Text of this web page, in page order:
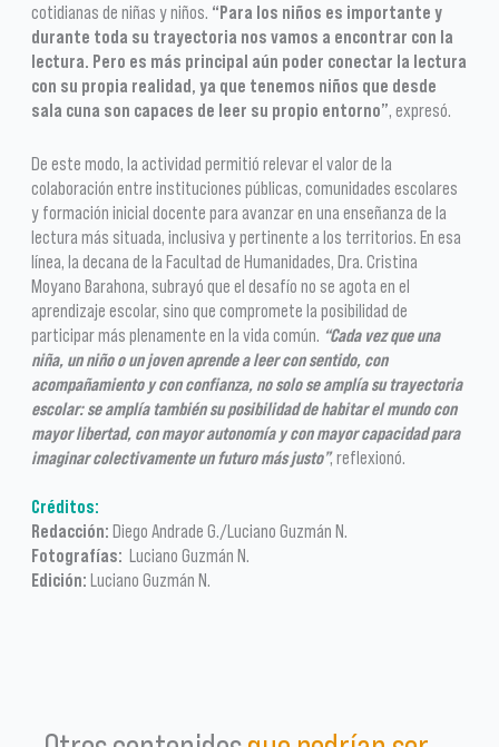
cotidianas de niñas y niños. “Para los niños es importante y
durante toda su trayectoria nos vamos a encontrar con la
lectura. Pero es más principal aún poder conectar la lectura
con su propia realidad, ya que tenemos niños que desde
sala cuna son capaces de leer su propio entorno” , expresó.
De este modo, la actividad permitió relevar el valor de la
colaboración entre instituciones públicas, comunidades escolares
y formación inicial docente para avanzar en una enseñanza de la
lectura más situada, inclusiva y pertinente a los territorios. En esa
línea, la decana de la Facultad de Humanidades, Dra. Cristina
Moyano Barahona, subrayó que el desafío no se agota en el
aprendizaje escolar, sino que compromete la posibilidad de
participar más plenamente en la vida común. “Cada vez que una
niña, un niño o un joven aprende a leer con sentido, con
acompañamiento y con confianza, no solo se amplía su trayectoria
escolar: se amplía también su posibilidad de habitar el mundo con
mayor libertad, con mayor autonomía y con mayor capacidad para
imaginar colectivamente un futuro más justo”, reflexionó.
Créditos:
Redacción: Diego Andrade G./Luciano Guzmán N.
Fotografías: Luciano Guzmán N.
Edición: Luciano Guzmán N.